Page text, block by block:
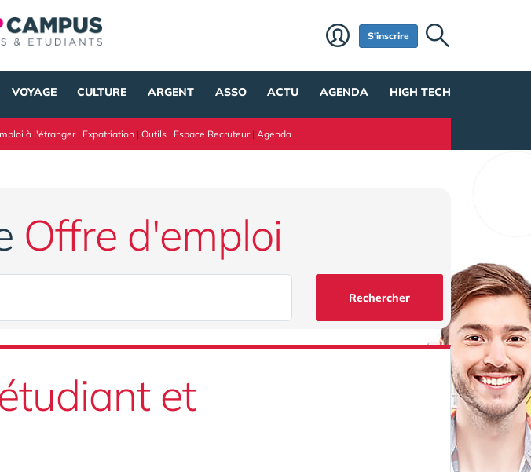
S'inscrire
VOYAGE CULTURE ARGENT ASSO ACTU AGENDA HIGH TECH
à l'étranger| Expatriation | Outils | Espace Recruteur| Agenda
Offre d'emploi
Rechercher
et